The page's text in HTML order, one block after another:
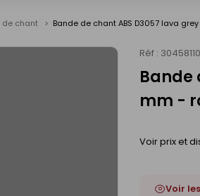
de chant Bande de chant ABS D3057 lava
Réf : 30458110
Bande
mm -
Voir prix et
Voir